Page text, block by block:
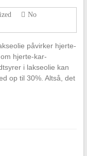
No
påvirker hjerte-
hjerte-kar-
i lakseolie kan
op til 30%. Altså, det